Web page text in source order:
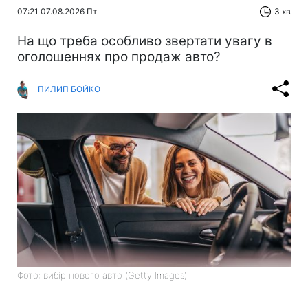
07:21 07.08.2026 Пт 3 хв
На що треба особливо звертати увагу в
оголошеннях про продаж авто?
ПИЛИП БОЙКО
Фото: вибір нового авто (Getty Images)